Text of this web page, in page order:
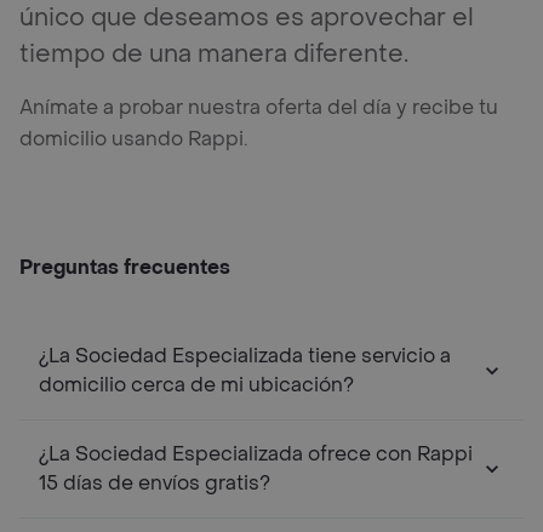
único que deseamos es aprovechar el
tiempo de una manera diferente.
Anímate a probar nuestra oferta del día y recibe tu
domicilio usando Rappi.
Preguntas frecuentes
¿La Sociedad Especializada tiene servicio a
domicilio cerca de mi ubicación?
¿La Sociedad Especializada ofrece con Rappi
15 días de envíos gratis?